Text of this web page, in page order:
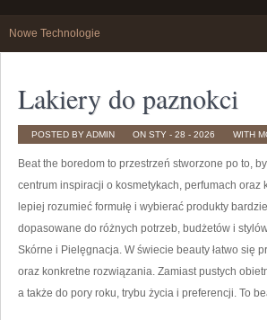
Nowe Technologie
Lakiery do paznokci
POSTED BY ADMIN ON STY - 28 - 2026 WITH
Beat the boredom to przestrzeń stworzone po to,
centrum inspiracji o kosmetykach, perfumach
lepiej rozumieć formułę i wybierać produkty
dopasowane do różnych potrzeb, budżetów i
Skórne i Pielęgnacja. W świecie beauty łatwo się
oraz konkretne rozwiązania. Zamiast pustych
a także do pory roku, trybu życia i preferencji. To